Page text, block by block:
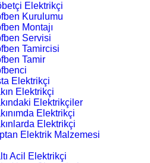
Elektrikçi
Kurulumu
Montajı
Servisi
Tamircisi
Tamir
Elektrikçi
Elektrikçi
Elektrikçiler
Elektrikçi
Elektrikçi
Elektrik Malzemesi
Acil Elektrikçi